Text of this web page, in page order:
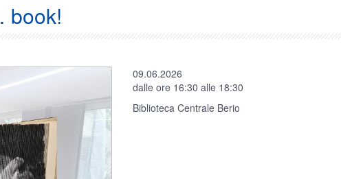
book!
09.06.2026
dalle ore 16:30 alle 18:30
Biblioteca Centrale Berio